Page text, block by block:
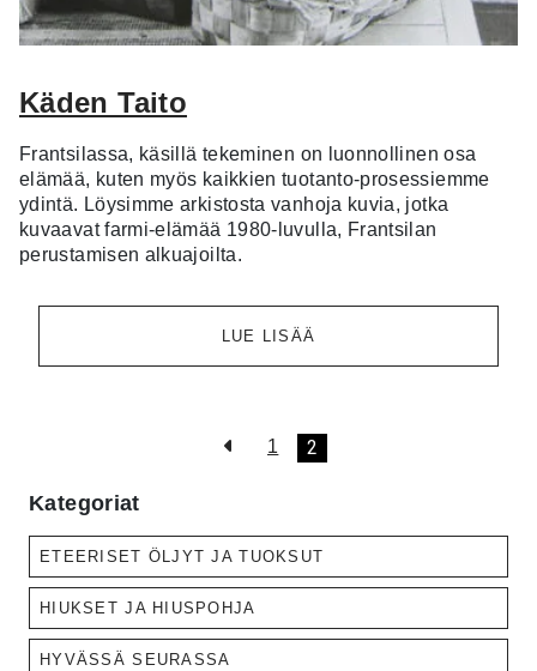
Käden Taito
Frantsilassa, käsillä tekeminen on luonnollinen osa
elämää, kuten myös kaikkien tuotanto-prosessiemme
ydintä. Löysimme arkistosta vanhoja kuvia, jotka
kuvaavat farmi-elämää 1980-luvulla, Frantsilan
perustamisen alkuajoilta.
LUE LISÄÄ
Kategoriat
ETEERISET ÖLJYT JA TUOKSUT
HIUKSET JA HIUSPOHJA
HYVÄSSÄ SEURASSA
1 2